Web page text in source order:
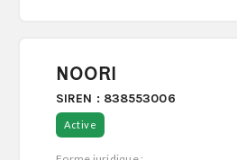
NOORI
SIREN : 838553006
Active